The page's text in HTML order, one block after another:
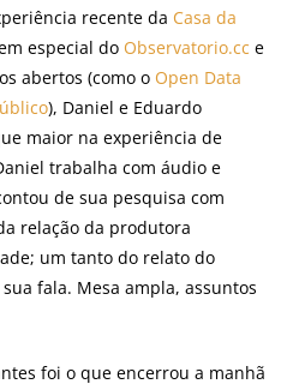
recente da Casa da
especial do Observatorio.cc e
abertos (como o Open Data
), Daniel e Eduardo
maior na experiência de
trabalha com áudio e
de sua pesquisa com
relação da produtora
um tanto do relato do
fala. Mesa ampla, assuntos
foi o que encerrou a manhã